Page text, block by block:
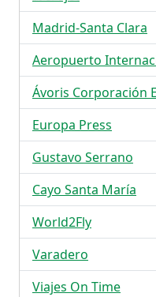
Madrid-Santa Clara
Aeropuerto
Ávoris Corporación
Europa Press
Gustavo Serrano
Cayo Santa María
World2Fly
Varadero
Viajes On Time